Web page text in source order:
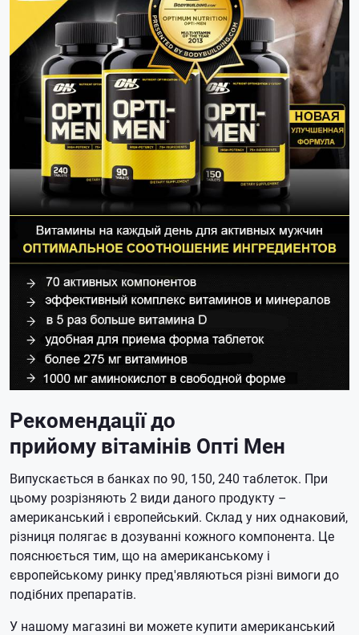
Рекомендації до
прийому вітамінів Опті Мен
Випускається в банках по 90, 150, 240 таблеток. При
цьому розрізняють 2 види даного продукту –
американський і європейський. Склад у них однаковий,
різниця полягає в дозуванні кожного компонента. Це
пояснюється тим, що на американському і
європейському ринку пред'являються різні вимоги до
подібних препаратів.
У нашому магазині ви можете купити американський